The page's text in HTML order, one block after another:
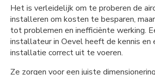
Het is verleidelijk om te proberen de
installeren om kosten te besparen,
tot problemen en inefficiënte werking.
installateur in Oevel heeft de kennis en
installatie correct uit te voeren.
Ze zorgen voor een juiste